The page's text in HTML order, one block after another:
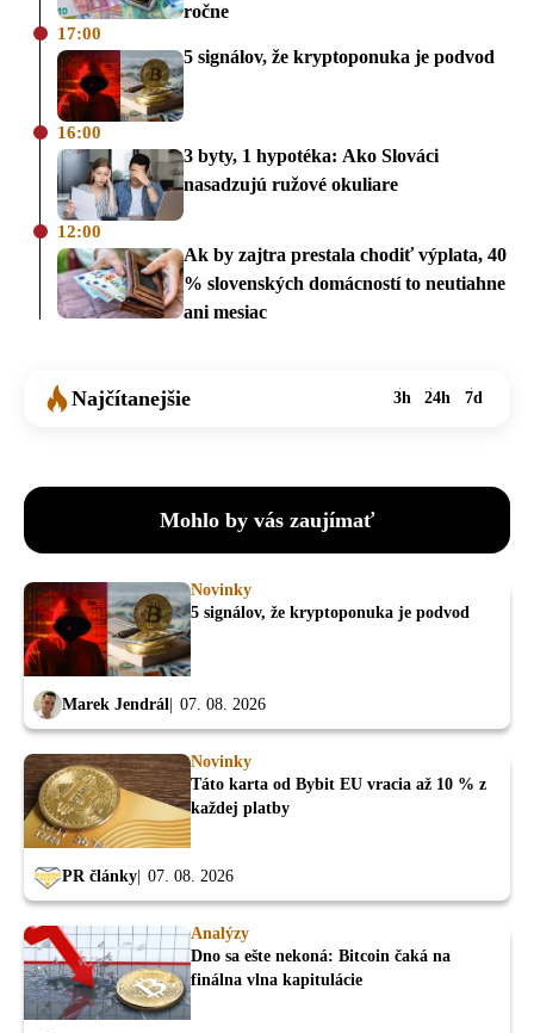
ročne
17:00
5 signálov, že kryptoponuka je podvod
16:00
3 byty, 1 hypotéka: Ako Slováci
nasadzujú ružové okuliare
12:00
Ak by zajtra prestala chodiť výplata, 40
% slovenských domácností to neutiahne
ani mesiac
Najčítanejšie 3h 24h 7d
Mohlo by vás zaujímať
Novinky
5 signálov, že kryptoponuka je podvod
Marek Jendrál 07. 08. 2026
Novinky
Táto karta od Bybit EU vracia až 10 % z
každej platby
PR články 07. 08. 2026
Analýzy
Dno sa ešte nekoná: Bitcoin čaká na
finálna vlna kapitulácie